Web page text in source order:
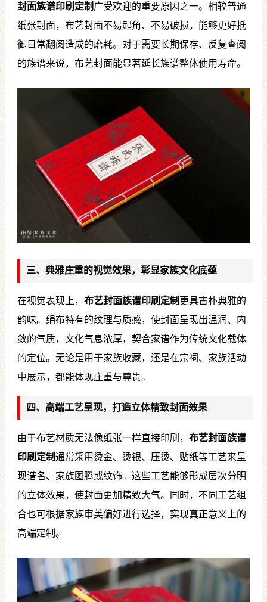
封面族谱印刷定制 广受欢迎的重要原因之一。相较普通
纸张封面，布艺封面不易起角、不易破损，能够更好抵
御日常翻阅造成的磨耗。对于需要长期保存、反复查阅
的族谱来说，布艺封面能显著延长族谱整体使用寿命。
三、典雅庄重的视觉效果，彰显家族文化底蕴
在视觉表现上， 布艺封面族谱印刷定制 更具古朴典雅的
韵味。绢布特有的纹理与质感，使封面呈现出温润、内
敛的气质，文化气息浓厚，契合家谱作为传统文化载体
的定位。无论是用于家族收藏，还是在宗祠、家族活动
中展示，都能体现庄重与尊贵。
四、高端工艺呈现，打造立体精致封面效果
由于布艺材质无法像纸张一样直接印刷， 布艺封面族谱
印刷定制通常采用烫金、烫银、压烫、贴纸等工艺来呈
现谱名、家族图腾或纹饰。这些工艺能够形成层次分明
的立体效果，使封面更加精致大气。同时，不同工艺组
合也可根据家族审美偏好进行选择，实现真正意义上的
高端定制。